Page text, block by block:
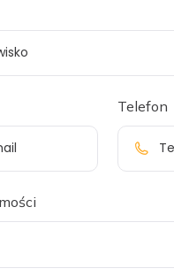
Telefon